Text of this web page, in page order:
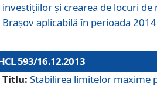
investiţiilor şi crearea de locuri
Braşov aplicabilă în perioada
593/16.12.2013
Titlu: Stabilirea limitelor maxime